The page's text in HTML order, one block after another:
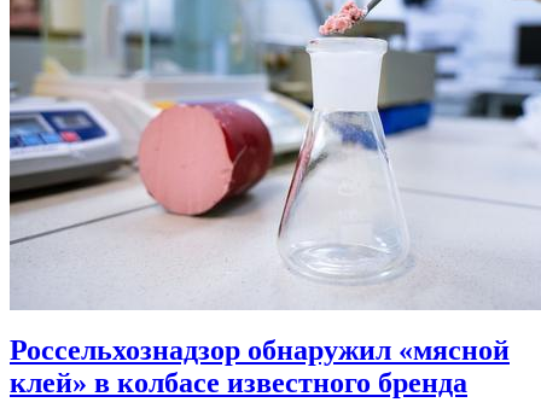
Россельхознадзор обнаружил «мясной
клей» в колбасе известного бренда